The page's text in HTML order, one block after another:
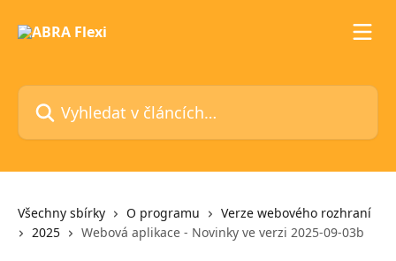
Vyhledat v článcích…
Všechny sbírky O programu
Verze webového rozhraní
2025
Webová aplikace - Novinky ve verzi 2025-09-03b